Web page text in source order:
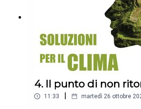
4. Il punto di non
11:33 martedì 26 ottobre